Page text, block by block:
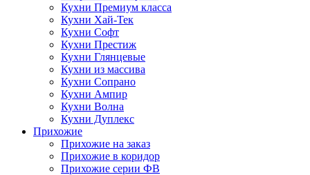
Кухни Премиум класса
Кухни Хай-Тек
Кухни Софт
Кухни Престиж
Кухни Глянцевые
Кухни из массива
Кухни Сопрано
Кухни Ампир
Кухни Волна
Кухни Дуплекс
Прихожие
Прихожие на заказ
Прихожие в коридор
Прихожие серии ФВ